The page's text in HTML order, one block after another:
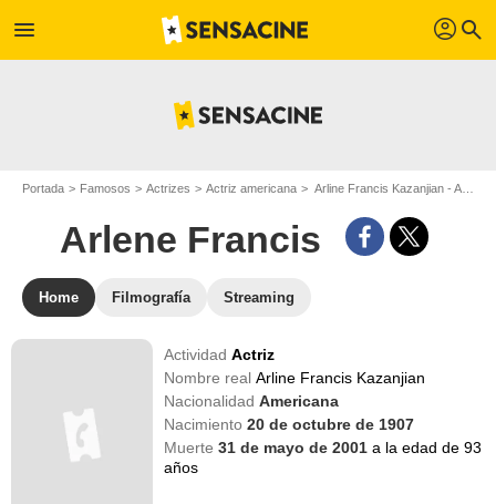
menu profil search
Portada Famosos Actrizes Actriz americana Arline Francis Kazanjian - Apodo : Arlene Francis
Arlene Francis
Home Filmografía Streaming
ActividadActriz
Nombre realArline Francis Kazanjian
NacionalidadAmericana
Nacimiento20 de octubre de 1907
Muerte31 de mayo de 2001a la edad de 93
años